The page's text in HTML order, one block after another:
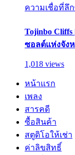
ความเชื่อที่ลึ
Tojinbo
ซอลต์แห่งจัง
1,018 views
หน้าแรก
เพลง
สารคดี
ซื้อสินค้า
สตูดิโอให้เช่า
ค่าลิขสิทธิ์